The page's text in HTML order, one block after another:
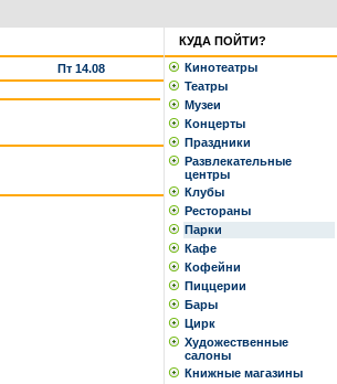
Пт 14.08
КУДА ПОЙТИ?
Кинотеатры
Театры
Музеи
Концерты
Праздники
Развлекательные
центры
Клубы
Рестораны
Парки
Кафе
Кофейни
Пиццерии
Бары
Цирк
Художественные
салоны
Книжные магазины